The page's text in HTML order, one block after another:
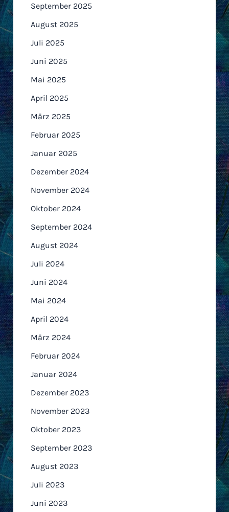
September 2025
August 2025
Juli 2025
Juni 2025
Mai 2025
April 2025
März 2025
Februar 2025
Januar 2025
Dezember 2024
November 2024
Oktober 2024
September 2024
August 2024
Juli 2024
Juni 2024
Mai 2024
April 2024
März 2024
Februar 2024
Januar 2024
Dezember 2023
November 2023
Oktober 2023
September 2023
August 2023
Juli 2023
Juni 2023